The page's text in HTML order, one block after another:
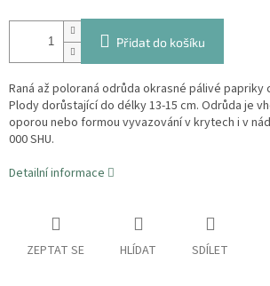
Přidat do košíku
Raná až poloraná odrůda okrasné pálivé papriky
Plody dorůstající do délky 13-15 cm. Odrůda je
oporou nebo formou vyvazování v krytech i v
000 SHU.
Detailní informace
ZEPTAT SE HLÍDAT SDÍLET